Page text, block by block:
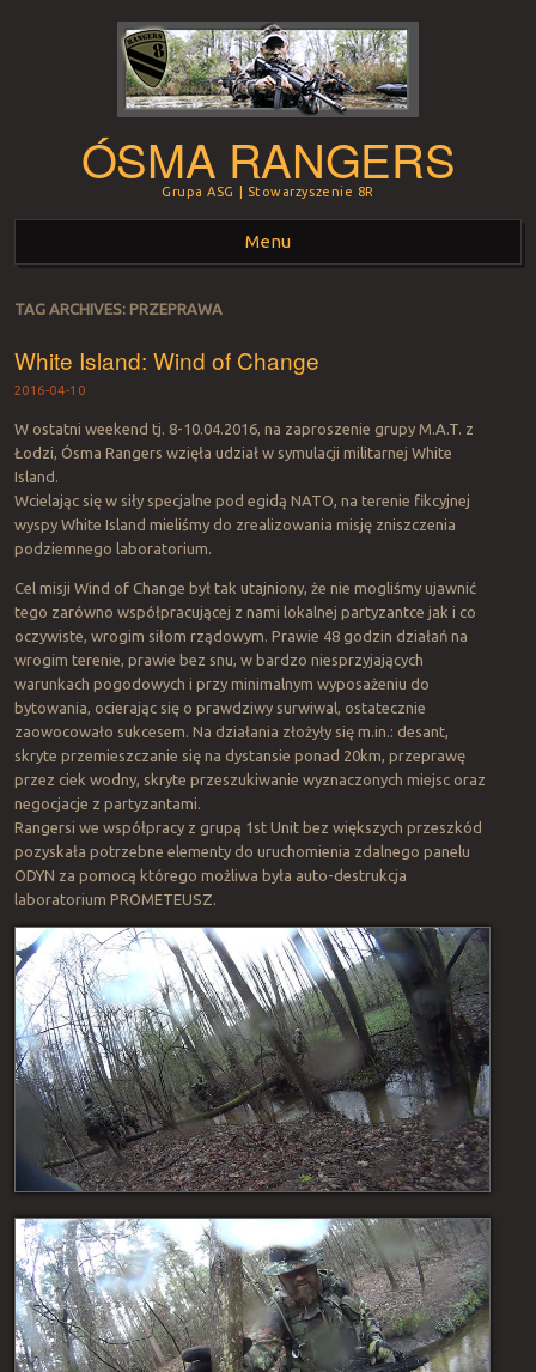
ÓSMA RANGERS
Grupa ASG | Stowarzyszenie 8R
Menu
Skip to content
TAG ARCHIVES: PRZEPRAWA
White Island: Wind of Change
2016-04-10
W ostatni weekend tj. 8-10.04.2016, na zaproszenie grupy M.A.T. z
Łodzi, Ósma Rangers wzięła udział w symulacji militarnej White
Island.
Wcielając się w siły specjalne pod egidą NATO, na terenie fikcyjnej
wyspy White Island mieliśmy do zrealizowania misję zniszczenia
podziemnego laboratorium.
Cel misji Wind of Change był tak utajniony, że nie mogliśmy ujawnić
tego zarówno współpracującej z nami lokalnej partyzantce jak i co
oczywiste, wrogim siłom rządowym. Prawie 48 godzin działań na
wrogim terenie, prawie bez snu, w bardzo niesprzyjających
warunkach pogodowych i przy minimalnym wyposażeniu do
bytowania, ocierając się o prawdziwy surwiwal, ostatecznie
zaowocowało sukcesem. Na działania złożyły się m.in.: desant,
skryte przemieszczanie się na dystansie ponad 20km, przeprawę
przez ciek wodny, skryte przeszukiwanie wyznaczonych miejsc oraz
negocjacje z partyzantami.
Rangersi we współpracy z grupą 1st Unit bez większych przeszkód
pozyskała potrzebne elementy do uruchomienia zdalnego panelu
ODYN za pomocą którego możliwa była auto-destrukcja
laboratorium PROMETEUSZ.